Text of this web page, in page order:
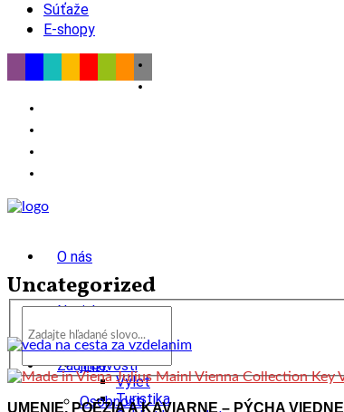
Súťaže
E-shopy
O nás
Novinky
wow
Tipy
Výlet
Turistika
Zaujímavosti
Osobnosti
Uncategorized
UMENIE, POÉZIA A KAVIARNE – PÝCHA VIEDNE